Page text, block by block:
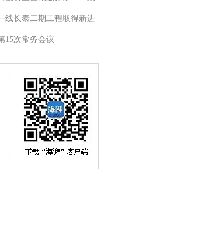
线长泰二期工程取得新进
15次常务会议